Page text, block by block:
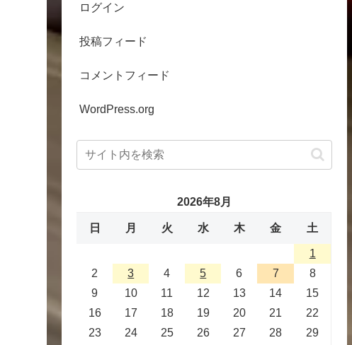
ログイン
投稿フィード
コメントフィード
WordPress.org
2026年8月
日 月 火 水 木 金 土
1
2
3 4 5 6 7
8
9
10 11 12 13 14
15
16
17 18 19 20 21
22
23
24 25 26 27 28
29